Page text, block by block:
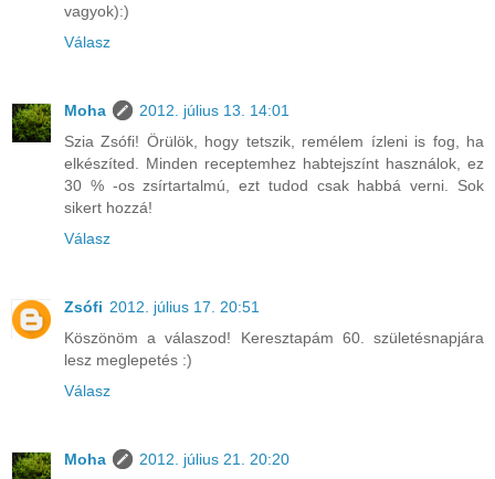
vagyok):)
Válasz
Moha
2012. július 13. 14:01
Szia Zsófi! Örülök, hogy tetszik, remélem ízleni is fog, ha
elkészíted. Minden receptemhez habtejszínt használok, ez
30 % -os zsírtartalmú, ezt tudod csak habbá verni. Sok
sikert hozzá!
Válasz
Zsófi 2012. július 17. 20:51
Köszönöm a válaszod! Keresztapám 60. születésnapjára
lesz meglepetés :)
Válasz
Moha
2012. július 21. 20:20